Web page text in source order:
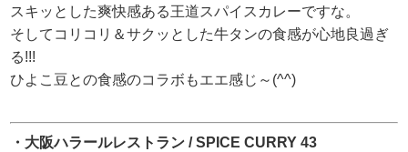
スキッとした爽快感ある王道スパイスカレーですな。
そしてコリコリ＆サクッとした牛タンの食感が心地良過ぎ
る!!!
ひよこ豆との食感のコラボもエエ感じ～(^^)
・大阪ハラールレストラン / SPICE CURRY 43